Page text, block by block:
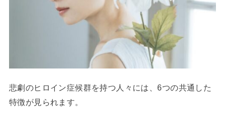
悲劇のヒロイン症候群を持つ人々には、6つの共通した
特徴が見られます。